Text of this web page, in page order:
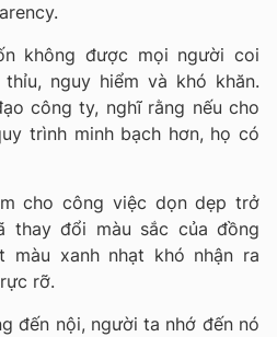
không được mọi người coi
nguy hiểm và khó khăn.
công ty, nghĩ rằng nếu cho
trình minh bạch hơn, họ có
cho công việc dọn dẹp trở
thay đổi màu sắc của đồng
màu xanh nhạt khó nhận ra
rỡ.
đến nội, người ta nhớ đến nó